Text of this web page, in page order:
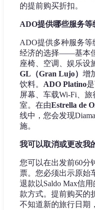
的提前购买折扣。
ADO提供哪些服务等
ADO提供多种服务等
经济的选择——基本
座椅、空调、娱乐设
GL（Gran Lujo） 增
饮料。 ADO Platino
屏幕、车载Wi-Fi、
室。在由Estrella de
线中，您会发现
施。
我可以取消或更改我
您可以在出发前60分
票。您必须出示原始
退款以Saldo Max信
款方式。提前购买的
不知道新的旅行日期